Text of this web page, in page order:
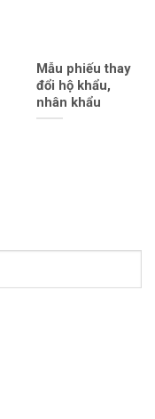
Mẫu phiếu thay
đổi hộ khẩu,
nhân khẩu